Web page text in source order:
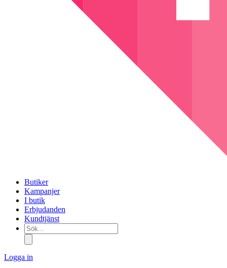
Butiker
Kampanjer
I butik
Erbjudanden
Kundtjänst
Sök...
Logga in